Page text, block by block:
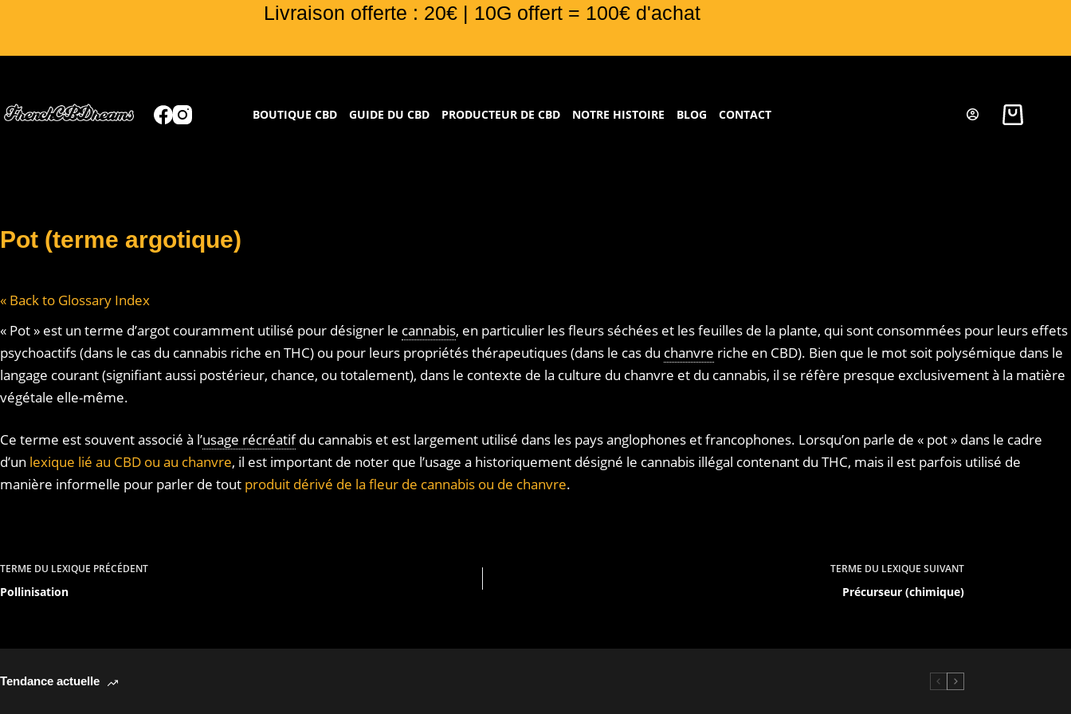
Livraison offerte : 20€ | 10G offert = 100€ d'achat
BOUTIQUE CBD GUIDE DU CBD PRODUCTEUR DE CBD NOTRE HISTOIRE BLOG CONTACT
Pot (terme argotique)
« Back to Glossary Index
« Pot » est un terme d’argot couramment utilisé pour désigner le cannabis, en particulier les fleurs séchées et les feuilles de la plante, qui sont consommées pour leurs effets
psychoactifs (dans le cas du cannabis riche en THC) ou pour leurs propriétés thérapeutiques (dans le cas du chanvre riche en CBD). Bien que le mot soit polysémique dans le
langage courant (signifiant aussi postérieur, chance, ou totalement), dans le contexte de la culture du chanvre et du cannabis, il se réfère presque exclusivement à la matière
végétale elle-même.
Ce terme est souvent associé à l’usage récréatifdu cannabis et est largement utilisé dans les pays anglophones et francophones. Lorsqu’on parle de « pot » dans le cadre
d’un lexique lié au CBD ou au chanvre, il est important de noter que l’usage a historiquement désigné le cannabis illégal contenant du THC, mais il est parfois utilisé de
manière informelle pour parler de tout produit dérivé de la fleur de cannabis ou de chanvre.
TERME DU LEXIQUE PRÉCÉDENT
Pollinisation
TERME DU LEXIQUE SUIVANT
Précurseur (chimique)
Tendance actuelle